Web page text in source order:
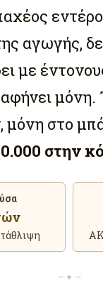
αγωγής,
με
στο
στην
— ✦ —